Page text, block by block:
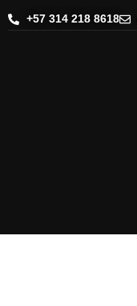
+57 314 218 8618